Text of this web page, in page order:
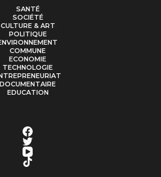
SANTÉ
SOCIÉTÉ
CULTURE & ART
POLITIQUE
COMMUNE
ECONOMIE
TECHNOLOGIE
DOCUMENTAIRE
EDUCATION